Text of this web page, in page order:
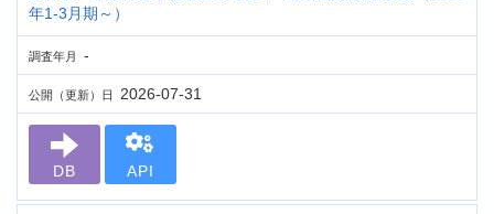
年1-3月期～）
調査年月 -
公開（更新）日 2026-07-31
DB API